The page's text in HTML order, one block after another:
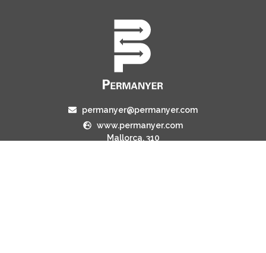
permanyer@permanyer.com
www.permanyer.com
Mallorca, 310